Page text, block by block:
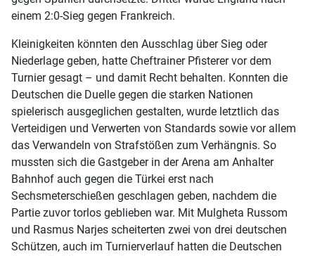
einem 2:0-Sieg gegen Frankreich.
Kleinigkeiten könnten den Ausschlag über Sieg oder
Niederlage geben, hatte Cheftrainer Pfisterer vor dem
Turnier gesagt – und damit Recht behalten. Konnten die
Deutschen die Duelle gegen die starken Nationen
spielerisch ausgeglichen gestalten, wurde letztlich das
Verteidigen und Verwerten von Standards sowie vor allem
das Verwandeln von Strafstößen zum Verhängnis. So
mussten sich die Gastgeber in der Arena am Anhalter
Bahnhof auch gegen die Türkei erst nach
Sechsmeterschießen geschlagen geben, nachdem die
Partie zuvor torlos geblieben war. Mit Mulgheta Russom
und Rasmus Narjes scheiterten zwei von drei deutschen
Schützen, auch im Turnierverlauf hatten die Deutschen